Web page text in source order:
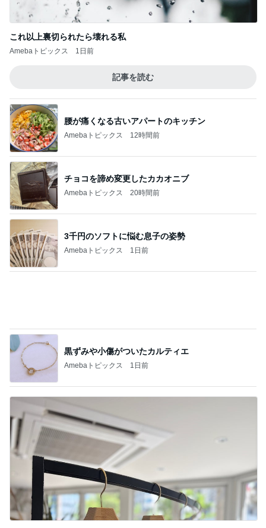
記事を読む
Amebaトピックス 12時間前
チョコを諦め変更したカカオニブ
Amebaトピックス 20時間前
3千円のソフトに悩む息子の姿勢
Amebaトピックス 1日前
黒ずみや小傷がついたカルティエ
Amebaトピックス 1日前
色で迷い決めた大人気のコート
Amebaトピックス 2日前
記事を読む
よく食べる娘の増えてきた忘れ物
Amebaトピックス 2日前